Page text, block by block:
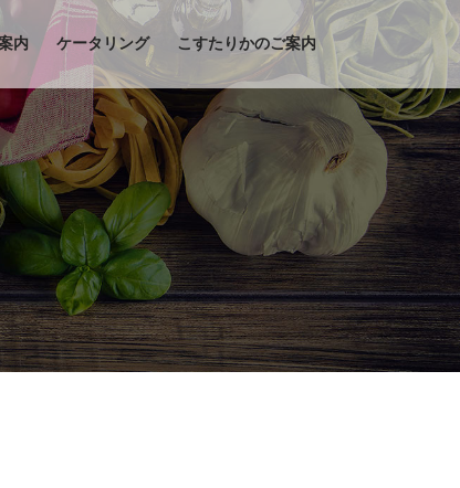
内 ケータリング こすたりかのご案内